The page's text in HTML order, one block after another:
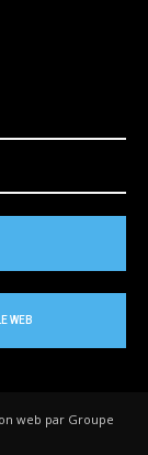
WEB
web par Groupe